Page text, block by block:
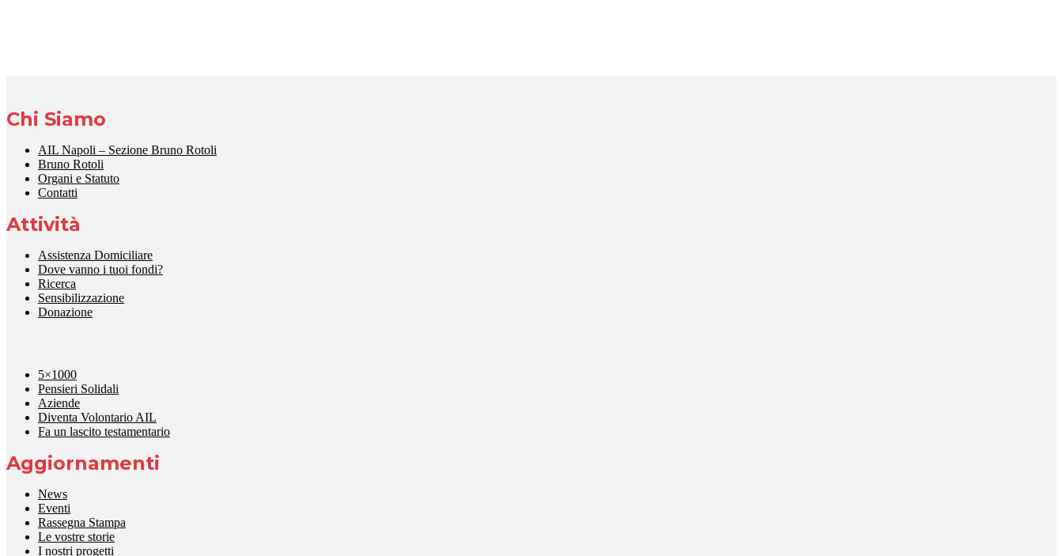
Chi Siamo
AIL Napoli – Sezione Bruno Rotoli
Bruno Rotoli
Organi e Statuto
Contatti
Attività
Assistenza Domiciliare
Dove vanno i tuoi fondi?
Ricerca
Sensibilizzazione
Donazione
5×1000
Pensieri Solidali
Aziende
Diventa Volontario AIL
Fa un lascito testamentario
Aggiornamenti
News
Eventi
Rassegna Stampa
Le vostre storie
I nostri progetti